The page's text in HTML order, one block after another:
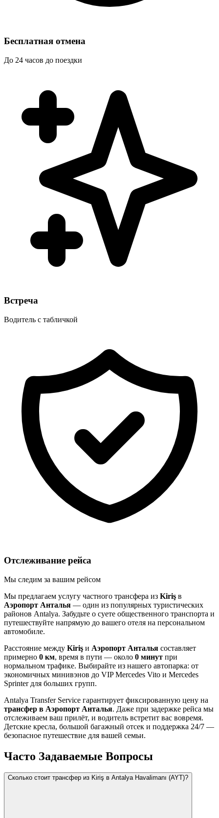
Бесплатная отмена
До 24 часов до поездки
Встреча
Водитель с табличкой
Отслеживание рейса
Мы следим за вашим рейсом
Мы предлагаем услугу частного трансфера из Kiriş в
Аэропорт Анталья — один из популярных туристических
районов Antalya. Забудьте о суете общественного транспорта и
путешествуйте напрямую до вашего отеля на персональном
автомобиле.
Расстояние между Kiriş и Аэропорт Анталья составляет
примерно 0 км, время в пути — около 0 минут при
нормальном трафике. Выбирайте из нашего автопарка: от
экономичных минивэнов до VIP Mercedes Vito и Mercedes
Sprinter для больших групп.
Antalya Transfer Service гарантирует фиксированную цену на
трансфер в Аэропорт Анталья. Даже при задержке рейса мы
отслеживаем ваш прилёт, и водитель встретит вас вовремя.
Детские кресла, большой багажный отсек и поддержка 24/7 —
безопасное путешествие для вашей семьи.
Часто Задаваемые Вопросы
Сколько стоит трансфер из Kiriş в Antalya Havalimanı (AYT)?